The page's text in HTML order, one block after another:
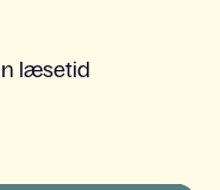
læsetid